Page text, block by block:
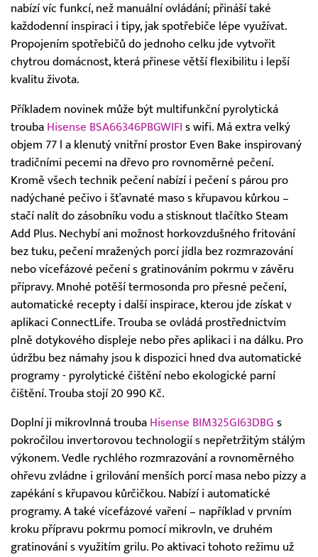
nabízí víc funkcí, než manuální ovládání; přináší také
každodenní inspiraci i tipy, jak spotřebiče lépe využívat.
Propojením spotřebičů do jednoho celku jde vytvořit
chytrou domácnost, která přinese větší flexibilitu i lepší
kvalitu života.
Příkladem novinek může být multifunkční pyrolytická
trouba Hisense BSA66346PBGWIFI s wifi. Má extra velký
objem 77 l a klenutý vnitřní prostor Even Bake inspirovaný
tradičními pecemi na dřevo pro rovnoměrné pečení.
Kromě všech technik pečení nabízí i pečení s párou pro
nadýchané pečivo i šťavnaté maso s křupavou kůrkou –
stačí nalít do zásobníku vodu a stisknout tlačítko Steam
Add Plus. Nechybí ani možnost horkovzdušného fritování
bez tuku, pečení mražených porcí jídla bez rozmrazování
nebo vícefázové pečení s gratinováním pokrmu v závěru
přípravy. Mnohé potěší termosonda pro přesné pečení,
automatické recepty i další inspirace, kterou jde získat v
aplikaci ConnectLife. Trouba se ovládá prostřednictvím
plně dotykového displeje nebo přes aplikaci i na dálku. Pro
údržbu bez námahy jsou k dispozici hned dva automatické
programy - pyrolytické čištění nebo ekologické parní
čištění. Trouba stojí 20 990 Kč.
Doplní ji mikrovlnná trouba Hisense BIM325GI63DBG s
pokročilou invertorovou technologií s nepřetržitým stálým
výkonem. Vedle rychlého rozmrazování a rovnoměrného
ohřevu zvládne i grilování menších porcí masa nebo pizzy a
zapékání s křupavou kůrčičkou. Nabízí i automatické
programy. A také vícefázové vaření – například v prvním
kroku přípravu pokrmu pomocí mikrovln, ve druhém
gratinování s využitím grilu. Po aktivaci tohoto režimu už